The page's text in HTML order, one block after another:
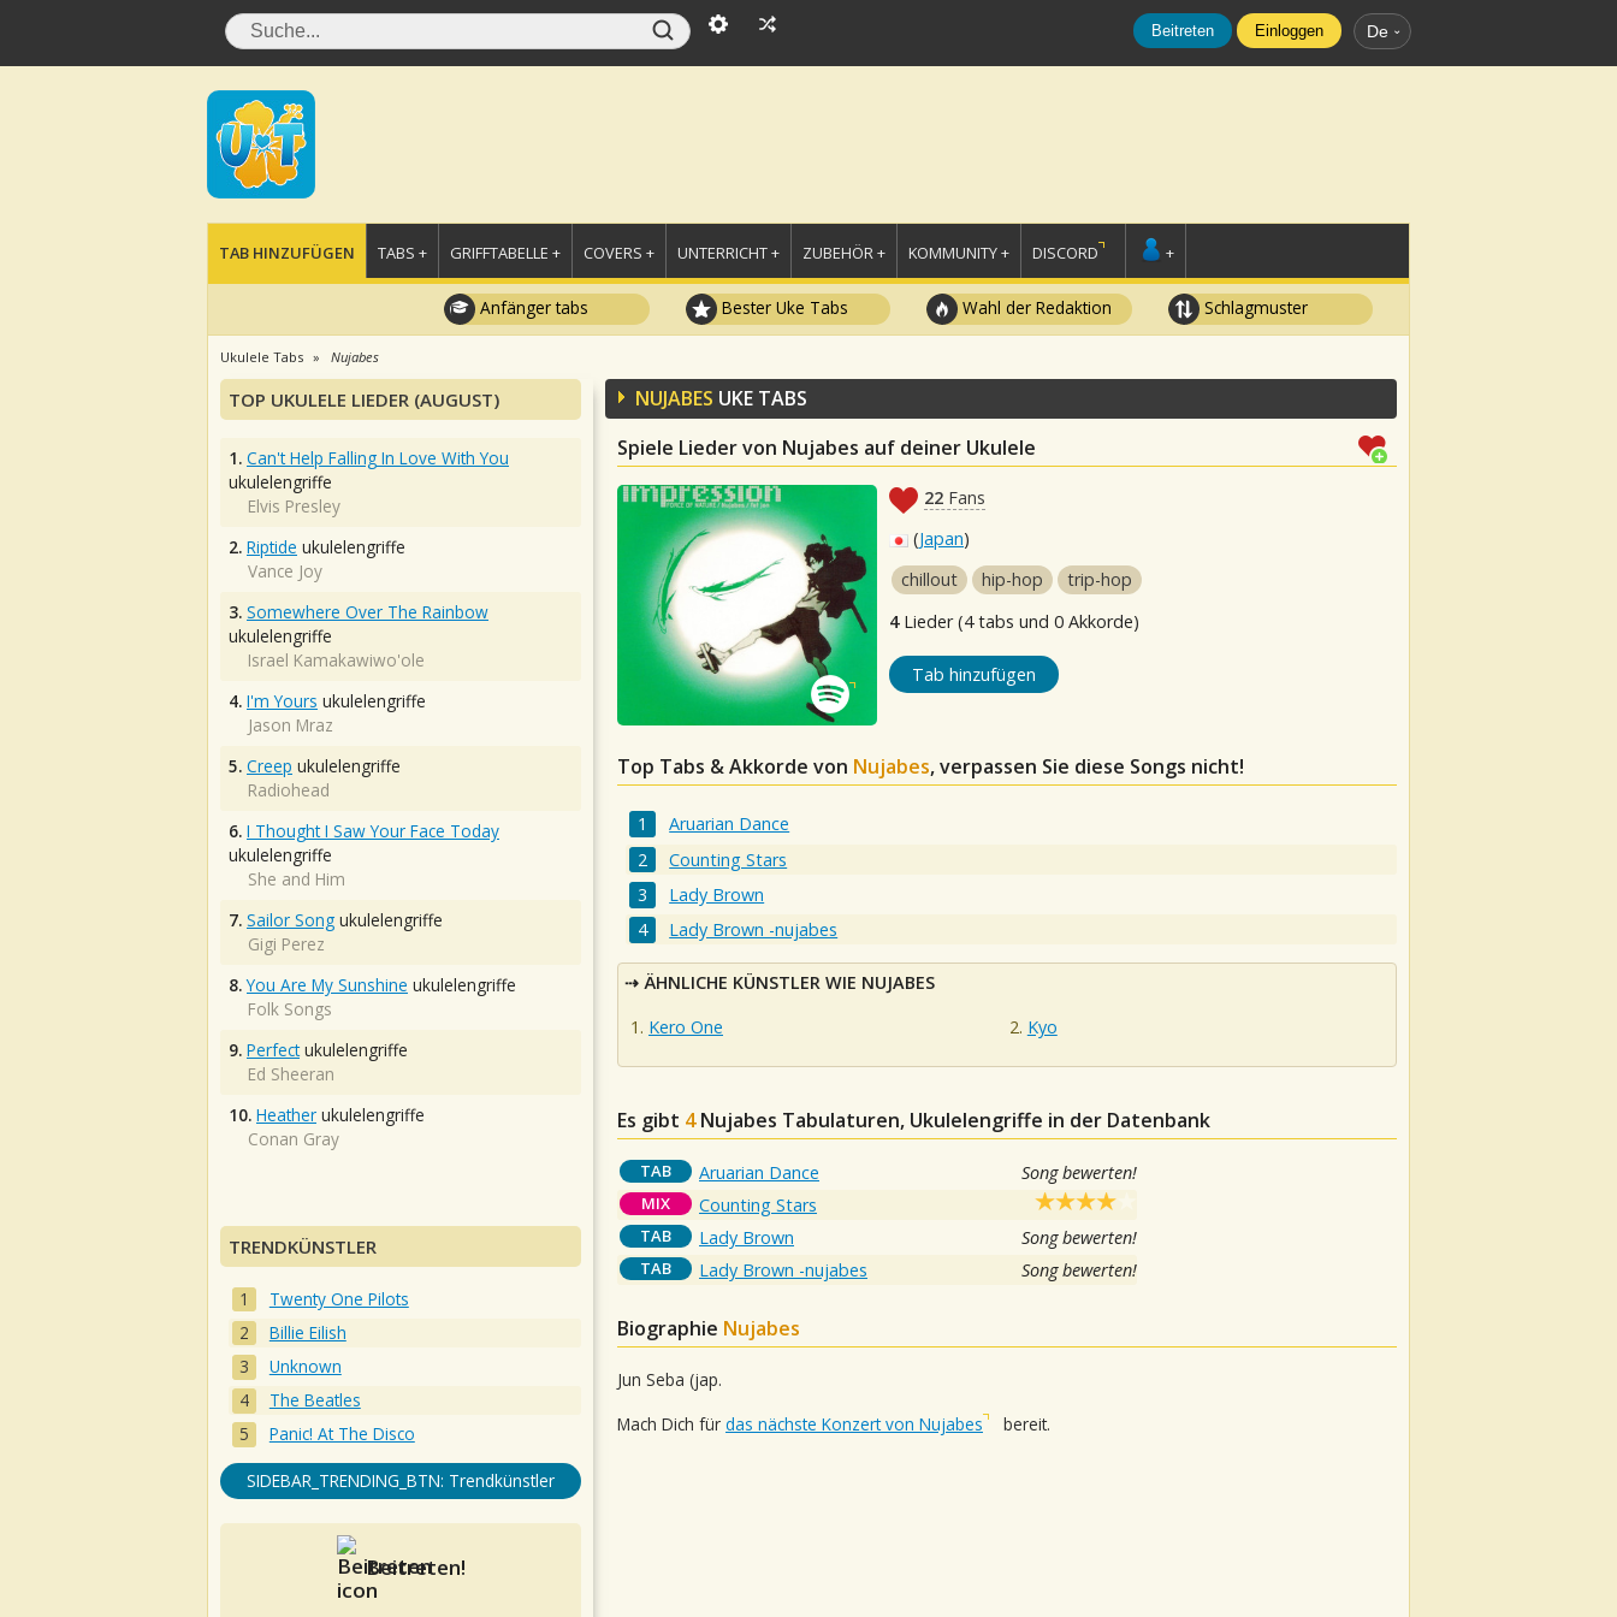
Beitreten Einloggen De
TAB HINZUFÜGEN TABS + GRIFFTABELLE + COVERS + UNTERRICHT + ZUBEHÖR + KOMMUNITY + DISCORD +
Anfänger tabs Bester Uke Tabs Wahl der Redaktion Schlagmuster
Ukulele Tabs Nujabes
NUJABES UKE TABS
Spiele Lieder von Nujabes auf deiner Ukulele
22 Fans
(Japan)
chillout
hip-hop
trip-hop
4Lieder (4 tabs und 0 Akkorde)
Tab hinzufügen
Top Tabs & Akkorde von Nujabes, verpassen Sie diese Songs nicht!
Aruarian Dance
Counting Stars
Lady Brown
Lady Brown -nujabes
ÄHNLICHE KÜNSTLER WIE NUJABES
Kero One
Kyo
Es gibt 4 Nujabes Tabulaturen, Ukulelengriffe in der Datenbank
TAB Aruarian Dance Song bewerten!
MIX Counting Stars
TAB Lady Brown Song bewerten!
TAB Lady Brown -nujabes Song bewerten!
Biographie Nujabes
Jun Seba (jap.
Mach Dich für das nächste Konzert von Nujabes bereit.
TOP UKULELE LIEDER (AUGUST)
1. Can't Help Falling In Love With You
ukulelengriffe
Elvis Presley
2. Riptide ukulelengriffe
Vance Joy
3. Somewhere Over The Rainbow
ukulelengriffe
Israel Kamakawiwo'ole
4. I'm Yours ukulelengriffe
Jason Mraz
5. Creep ukulelengriffe
Radiohead
6. I Thought I Saw Your Face Today
ukulelengriffe
She and Him
7. Sailor Song ukulelengriffe
Gigi Perez
8. You Are My Sunshine ukulelengriffe
Folk Songs
9. Perfectukulelengriffe
Ed Sheeran
10. Heather ukulelengriffe
Conan Gray
TRENDKÜNSTLER
Twenty One Pilots
Billie Eilish
Unknown
The Beatles
Panic! At The Disco
SIDEBAR_TRENDING_BTN: Trendkünstler
Beitreten!